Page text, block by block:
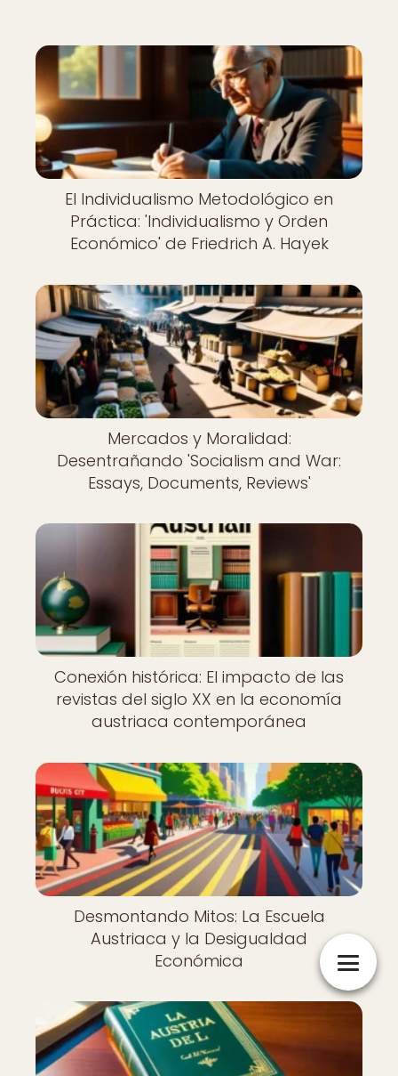
El Individualismo Metodológico en
Práctica: 'Individualismo y Orden
Económico' de Friedrich A. Hayek
Mercados y Moralidad:
Desentrañando 'Socialism and War:
Essays, Documents, Reviews'
Conexión histórica: El impacto de las
revistas del siglo XX en la economía
austriaca contemporánea
Desmontando Mitos: La Escuela
Austriaca y la Desigualdad
Económica